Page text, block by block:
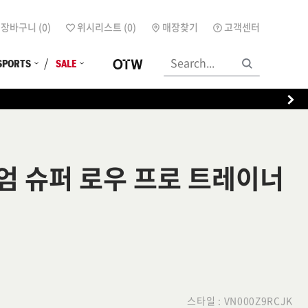
장바구니 (0) 위시리스트 (0) 매장찾기 고객센터
SALE
슈퍼 로우 프로 트레이너
스타일 : VN000Z9RCJK